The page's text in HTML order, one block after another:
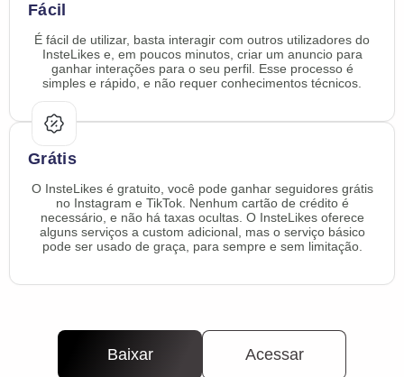
Fácil
É fácil de utilizar, basta interagir com outros utilizadores do
InsteLikes e, em poucos minutos, criar um anuncio para
ganhar interações para o seu perfil. Esse processo é
simples e rápido, e não requer conhecimentos técnicos.
Grátis
O InsteLikes é gratuito, você pode ganhar seguidores grátis
no Instagram e TikTok. Nenhum cartão de crédito é
necessário, e não há taxas ocultas. O InsteLikes oferece
alguns serviços a custom adicional, mas o serviço básico
pode ser usado de graça, para sempre e sem limitação.
Baixar Acessar